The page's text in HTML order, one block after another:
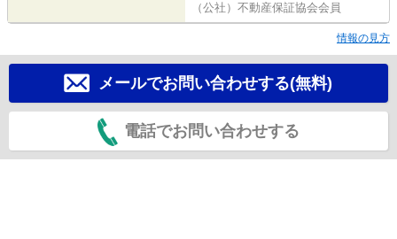
（公社）不動産保証協会会員
情報の見方
メールでお問い合わせする(無料)
電話でお問い合わせする